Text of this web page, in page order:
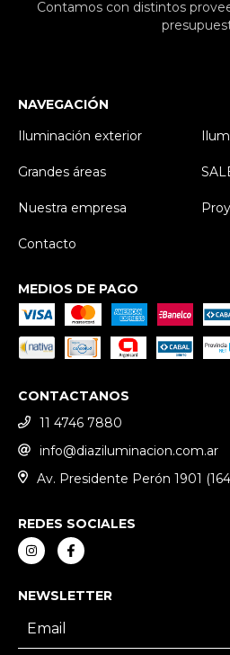
Contamos con distintos
NAVEGACIÓN
Iluminación exterior
Grandes áreas
Nuestra empresa
Contacto
MEDIOS DE PAGO
CONTACTANOS
11 4746 7880
info@diaziluminacion.com.ar
Av. Presidente Perón 1901
REDES SOCIALES
NEWSLETTER